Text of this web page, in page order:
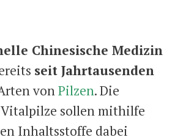
Chinesische Medizin
seit Jahrtausenden
vonPilzen. Die
sollen mithilfe
Inhaltsstoffe dabei